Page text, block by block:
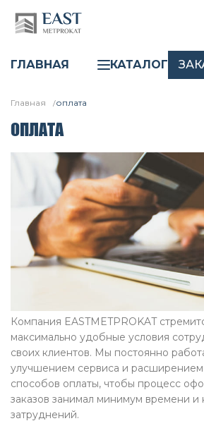
ГЛАВНАЯ КАТАЛОГ
Главная оплата
ОПЛАТА
Компания EASTMETPROKAT
максимально удобные условия
своих клиентов. Мы постоянно
улучшением сервиса и
способов оплаты, чтобы процесс
заказов занимал минимум времени и
затруднений.